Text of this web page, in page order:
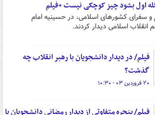
اول بشود چیز کوچکی نیست +فیلم
سفرای کشورهای اسلامی، در حسینیه‌ امام
اسلامی دیدار کردند.
فیلم/ در دیدار دانشجویان با رهبر انقلاب چه
گذشت؟
۲۰ فروردین ۰۳ - ۱۰:۳۰
فیلم/ پنجره متفاوتی از دیدار رمضانی دانشجویان با